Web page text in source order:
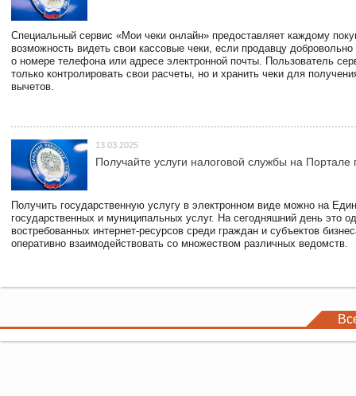
Специальный сервис «Мои чеки онлайн» предоставляет каждому
возможность видеть свои кассовые чеки, если продавцу
о номере телефона или адресе электронной почты. Пользователь
только контролировать свои расчеты, но и хранить чеки для
вычетов.
13.03.2025
Получайте услуги налоговой службы на Портале
Получить государственную услугу в электронном виде можно на
государственных и муниципальных услуг. На сегодняшний день это
востребованных интернет-ресурсов среди граждан и субъектов
оперативно взаимодействовать со множеством различных ведомств.